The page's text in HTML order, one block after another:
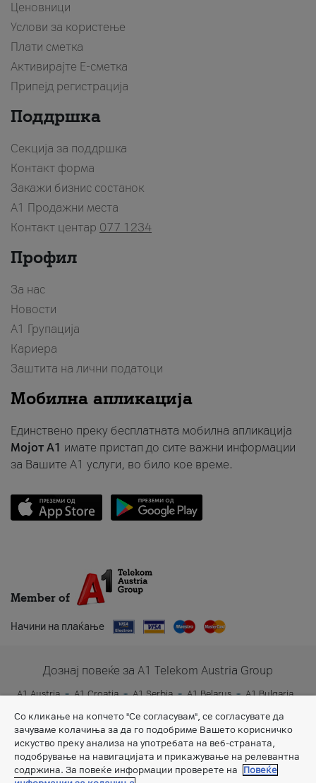
Ценовници
Услови за користење
Плати сметка
Активирајте Е-сметка
Припејд регистрација
Поддршка
Секција за поддршка
Контакт форма
Закажи бизнис состанок
A1 Продажни места
Контакт центар 077 1234
Профил
За нас
Новости
А1 Групација
Кариера
Заштита на лични податоци
Мобилна апликација
Единствено преку бесплатната мобилна апликација
Мојот A1 имате пристап до сите важни информации
за Вашите A1 услуги, во било кое време.
Member of
Начини на плаќање
Дознај повеќе за A1 Telekom Austria Group
A1 Austria A1 Croatia A1 Serbia A1 Belarus
A1 Bulgaria
Со кликање на копчето "Се согласувам", се согласувате да
зачуваме колачиња за да го подобриме Вашето корисничко
искуство преку анализа на употребата на веб-страната,
подобрување на навигацијата и прикажување на релевантна
содржина. За повеќе информации проверете на
Повеќе